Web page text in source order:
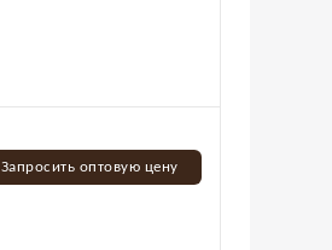
Запросить оптовую цену